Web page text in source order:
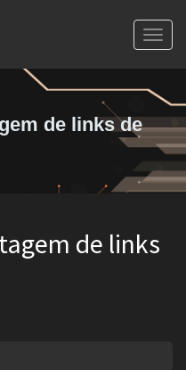
de links de
de links